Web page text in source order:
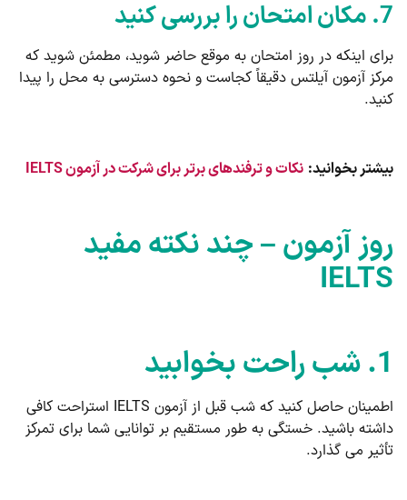
7. مکان امتحان را بررسی کنید
برای اینکه در روز امتحان به موقع حاضر شوید، مطمئن شوید که
مرکز آزمون آیلتس دقیقاً کجاست و نحوه دسترسی به محل را پیدا
کنید.
بیشتر بخوانید: نکات و ترفندهای برتر برای شرکت در آزمون IELTS
روز آزمون – چند نکته مفید
IELTS
1. شب راحت بخوابید
اطمینان حاصل کنید که شب قبل از آزمون IELTS استراحت کافی
داشته باشید. خستگی به طور مستقیم بر توانایی شما برای تمرکز
تأثیر می گذارد.